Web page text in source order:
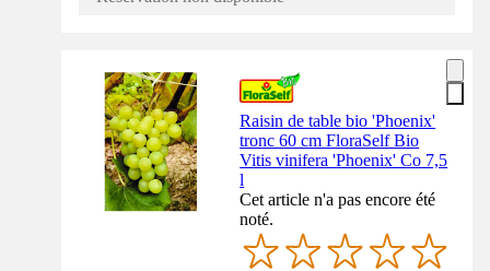
Raisin de table bio 'Phoenix'
tronc 60 cm FloraSelf Bio
Vitis vinifera 'Phoenix' Co 7,5
l
Cet article n'a pas encore été
noté.